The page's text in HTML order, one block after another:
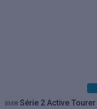
BMW Série 2 Active Tourer